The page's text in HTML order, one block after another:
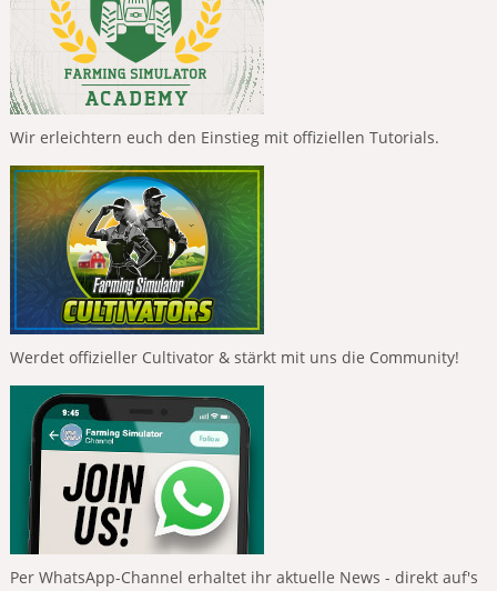
Wir erleichtern euch den Einstieg mit offiziellen Tutorials.
Werdet offizieller Cultivator & stärkt mit uns die Community!
Per WhatsApp-Channel erhaltet ihr aktuelle News - direkt auf's